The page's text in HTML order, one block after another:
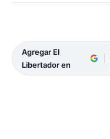
Agregar El
Libertador en